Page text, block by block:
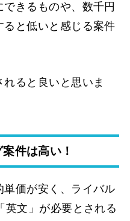
きるものや、数千円
ると低いと感じる案件
ると良いと思いま
件は高い！
単価が安く、ライバル
英文」が必要とされる